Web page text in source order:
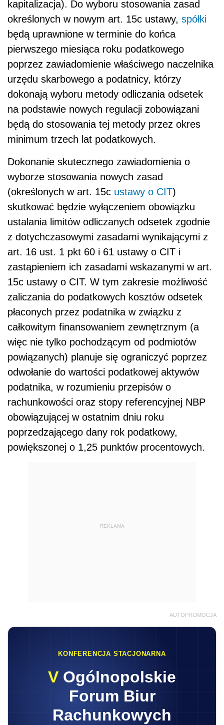
kapitalizacja). Do wyboru stosowania zasad
określonych w nowym art. 15c ustawy, spółki
będą uprawnione w terminie do końca
pierwszego miesiąca roku podatkowego
poprzez zawiadomienie właściwego naczelnika
urzędu skarbowego a podatnicy, którzy
dokonają wyboru metody odliczania odsetek
na podstawie nowych regulacji zobowiązani
będą do stosowania tej metody przez okres
minimum trzech lat podatkowych.
Dokonanie skutecznego zawiadomienia o
wyborze stosowania nowych zasad
(określonych w art. 15c ustawy o CIT)
skutkować będzie wyłączeniem obowiązku
ustalania limitów odliczanych odsetek zgodnie
z dotychczasowymi zasadami wynikającymi z
art. 16 ust. 1 pkt 60 i 61 ustawy o CIT i
zastąpieniem ich zasadami wskazanymi w art.
15c ustawy o CIT. W tym zakresie możliwość
zaliczania do podatkowych kosztów odsetek
płaconych przez podatnika w związku z
całkowitym finansowaniem zewnętrznym (a
więc nie tylko pochodzącym od podmiotów
powiązanych) planuje się ograniczyć poprzez
odwołanie do wartości podatkowej aktywów
podatnika, w rozumieniu przepisów o
rachunkowości oraz stopy referencyjnej NBP
obowiązującej w ostatnim dniu roku
poprzedzającego dany rok podatkowy,
powiększonej o 1,25 punktów procentowych.
REKLAMA
AUTOPROMOCJA
KONFERENCJA STACJONARNA
V Ogólnopolskie
Forum Biur
Rachunkowych